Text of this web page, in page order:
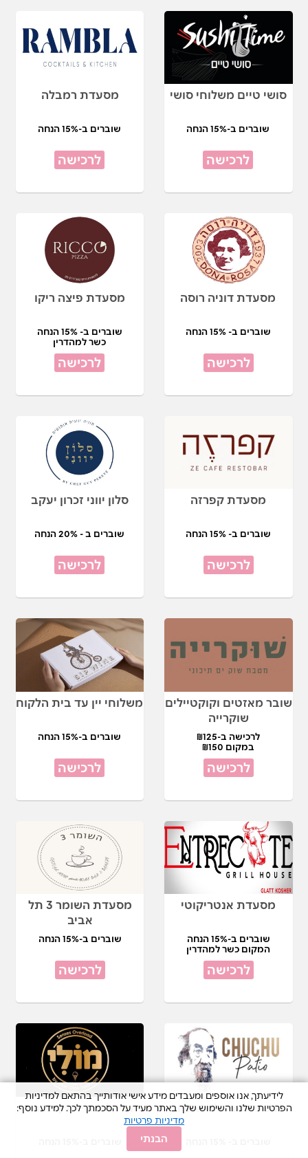
סושי טיים משלוחי סושי
שוברים ב-15% הנחה
לרכישה
מסעדת רמבלה
שוברים ב-15% הנחה
לרכישה
מסעדת דוניה רוסה
שוברים ב- 15% הנחה
לרכישה
מסעדת פיצה ריקו
שוברים ב- 15% הנחה
כשר למהדרין
לרכישה
מסעדת קפרזה
שוברים ב- 15% הנחה
לרכישה
סלון יווני זכרון יעקב
שוברים ב - 20% הנחה
לרכישה
שובר מאזטים וקוקטיילים
שוקרייה
לרכישה ב-₪125
במקום ₪150
לרכישה
משלוחי יין עד בית הלקוח
שוברים ב-15% הנחה
לרכישה
מסעדת אנטריקוטי
שוברים ב-15% הנחה
המקום כשר למהדרין
לרכישה
מסעדת השומר 3 תל
אביב
שוברים ב-15% הנחה
לרכישה
מסעדת צ'וצ'ו פאטיו גלידה מולי סניף גדרה
לידיעתך, אנו אוספים ומעבדים מידע אישי אודותייך בהתאם למדיניות
הפרטיות שלנו והשימוש שלך באתר מעיד על הסכמתך לכך. למידע נוסף:
מדיניות פרטיות
הבנתי